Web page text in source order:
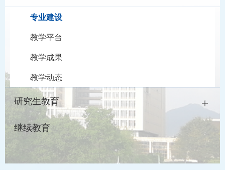
专业建设
教学平台
教学成果
教学动态
研究生教育
继续教育